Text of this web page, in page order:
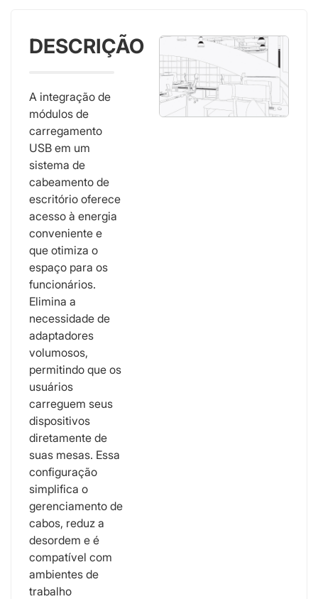
DESCRIÇÃO
A integração de
módulos de
carregamento
USB em um
sistema de
cabeamento de
escritório oferece
acesso à energia
conveniente e
que otimiza o
espaço para os
funcionários.
Elimina a
necessidade de
adaptadores
volumosos,
permitindo que os
usuários
carreguem seus
dispositivos
diretamente de
suas mesas. Essa
configuração
simplifica o
gerenciamento de
cabos, reduz a
desordem e é
compatível com
ambientes de
trabalho